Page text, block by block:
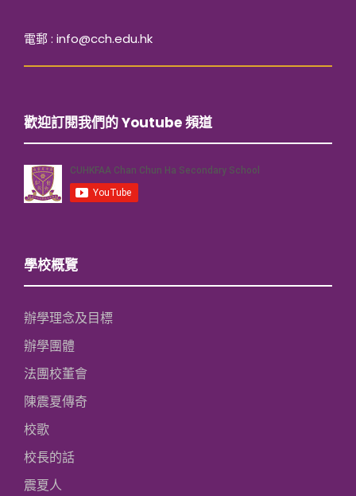
電郵 : info@cch.edu.hk
歡迎訂閱我們的 Youtube 頻道
學校概覽
辦學理念及目標
辦學團體
法團校董會
陳震夏傳奇
校歌
校長的話
震夏人